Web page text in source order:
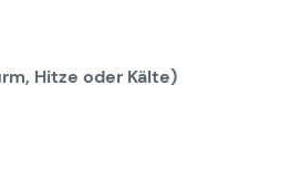
Hitze oder Kälte)